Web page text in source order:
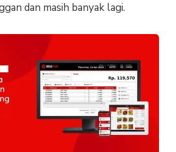
dan masih banyak lagi.